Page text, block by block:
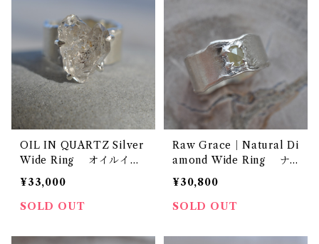
OIL IN QUARTZ Silver
Wide Ring オイルイン
クォーツ シルバーワイド
リング ハート
¥33,000
SOLD OUT
Raw Grace｜Natural Di
amond Wide Ring ナ
チュラルダイヤモンド ワ
イドリング イエロー
¥30,800
SOLD OUT